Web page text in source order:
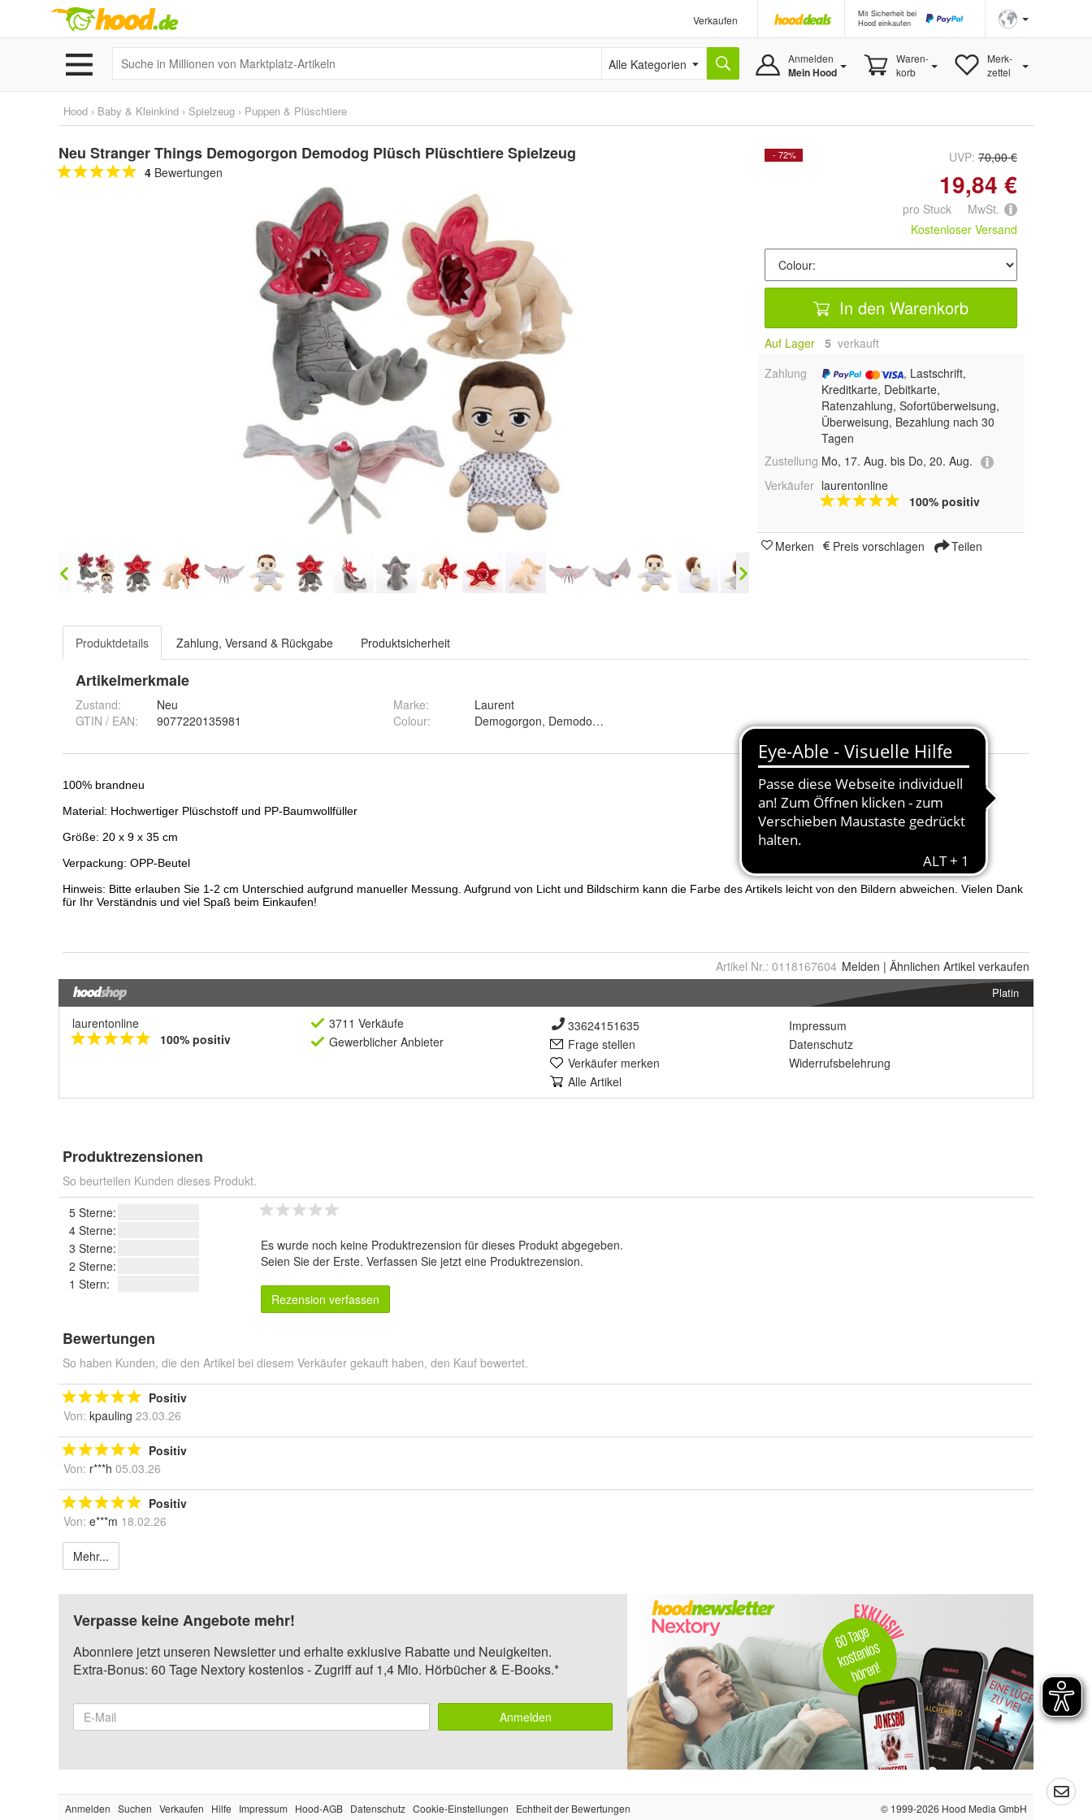
Verkaufen
Mit Sicherheit bei
Hood einkaufen
Alle Kategorien Anmelden
Mein Hood
Waren-
korb
Merk-
zettel
Hood › Baby & Kleinkind › Spielzeug › Puppen & Plüschtiere
Neu Stranger Things Demogorgon Demodog Plüsch Plüschtiere Spielzeug
4 Bewertungen
- 72% UVP: 70,00 €
19,84 €
pro Stuck MwSt.
Kostenloser Versand
In den Warenkorb
Auf Lager 5 verkauft
Zahlung
, Lastschrift,
Kreditkarte, Debitkarte,
Ratenzahlung, Sofortüberweisung,
Überweisung, Bezahlung nach 30
Tagen
Zustellung Mo, 17. Aug. bis Do, 20. Aug.
Verkäufer laurentonline
100% positiv
Merken Preis vorschlagen Teilen
Produktdetails Zahlung, Versand & Rückgabe Produktsicherheit
Artikelmerkmale
Zustand:
Neu
GTIN / EAN:
9077220135981
Marke:
Laurent
Colour:
Artikel Nr.: 0118167604 Melden | Ähnlichen Artikel verkaufen
Platin
laurentonline
100% positiv
3711 Verkäufe
Gewerblicher Anbieter
33624151635
Frage stellen
Verkäufer merken
Alle Artikel
Impressum
Datenschutz
Widerrufsbelehrung
Produktrezensionen
So beurteilen Kunden dieses Produkt.
5 Sterne:
4 Sterne:
3 Sterne:
2 Sterne:
1 Stern:
Es wurde noch keine Produktrezension für dieses Produkt abgegeben.
Seien Sie der Erste. Verfassen Sie jetzt eine Produktrezension.
Rezension verfassen
Bewertungen
So haben Kunden, die den Artikel bei diesem Verkäufer gekauft haben, den Kauf bewertet.
Positiv
Von: kpauling 23.03.26
Positiv
Von: r***h 05.03.26
Positiv
Von: e***m 18.02.26
Mehr...
Verpasse keine Angebote mehr!
Abonniere jetzt unseren Newsletter und erhalte exklusive Rabatte und Neuigkeiten.
Extra-Bonus: 60 Tage Nextory kostenlos - Zugriff auf 1,4 Mio. Hörbücher & E-Books.*
Anmelden
Anmelden Suchen Verkaufen Hilfe Impressum Hood-AGB Datenschutz Cookie-Einstellungen Echtheit der Bewertungen © 1999-2026 Hood Media GmbH